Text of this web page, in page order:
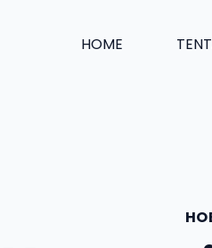
HOME